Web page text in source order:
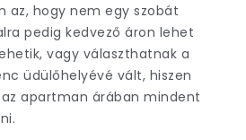
az, hogy nem egy szobát
pedig kedvező áron lehet
vagy választhatnak a
üdülőhelyévé vált, hiszen
apartman árában mindent